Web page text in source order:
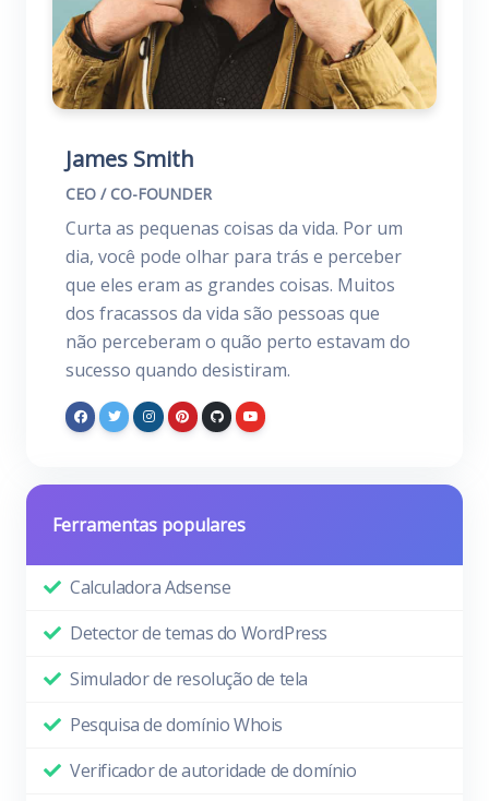
James Smith
CEO / CO-FOUNDER
Curta as pequenas coisas da vida. Por um
dia, você pode olhar para trás e perceber
que eles eram as grandes coisas. Muitos
dos fracassos da vida são pessoas que
não perceberam o quão perto estavam do
sucesso quando desistiram.
Ferramentas populares
Calculadora Adsense
Detector de temas do WordPress
Simulador de resolução de tela
Pesquisa de domínio Whois
Verificador de autoridade de domínio